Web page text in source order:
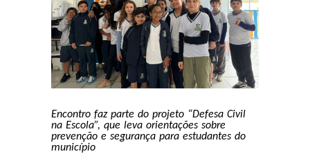
Encontro faz parte do projeto “Defesa Civil
na Escola”, que leva orientações sobre
prevenção e segurança para estudantes do
município